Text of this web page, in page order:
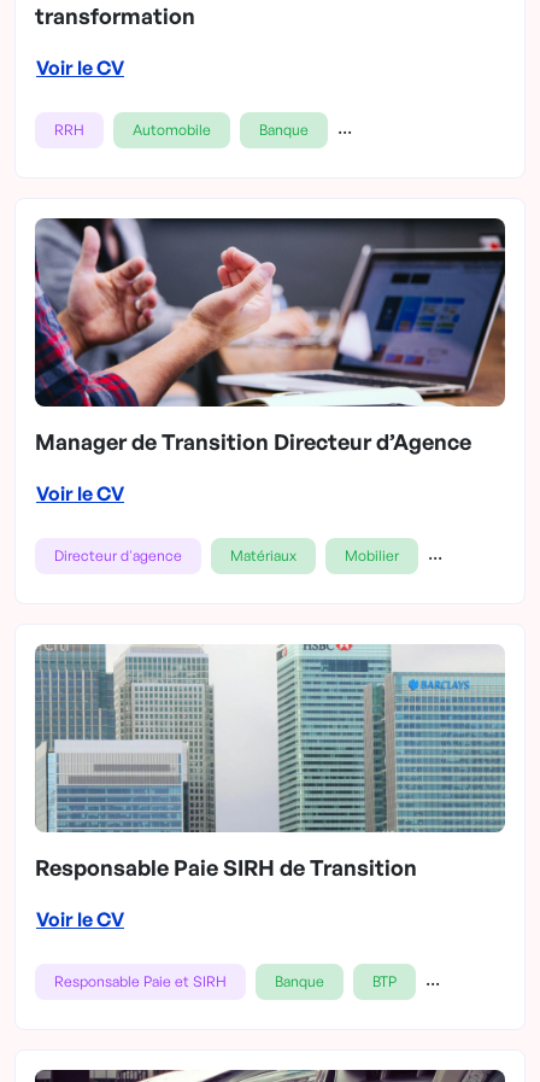
transformation
Voir le CV
RRH Automobile Banque ...
Manager de Transition Directeur d’Agence
Voir le CV
Directeur d'agence Matériaux Mobilier ...
Responsable Paie SIRH de Transition
Voir le CV
Responsable Paie et SIRH Banque BTP ...